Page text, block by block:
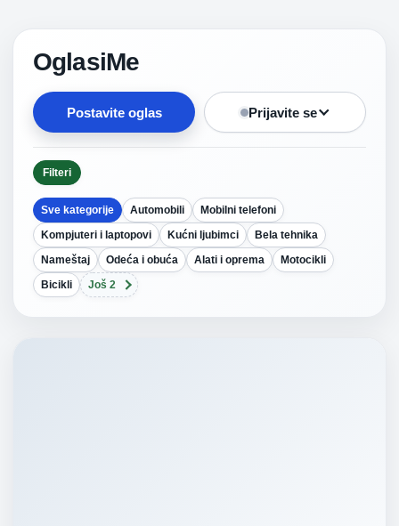
OglasiMe
Postavite oglas Prijavite se
Filteri
Sve kategorije Automobili
Mobilni telefoni
Kompjuteri i laptopovi
Kućni ljubimci
Bela tehnika
Nameštaj
Odeća i obuća Alati i oprema
Motocikli
Bicikli
Još 2